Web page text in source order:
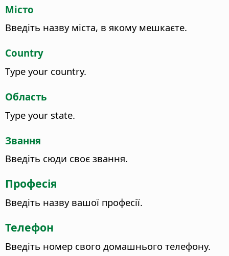
Місто
Введіть назву міста, в якому мешкаєте.
Country
Type your country.
Область
Type your state.
Звання
Введіть сюди своє звання.
Професія
Введіть назву вашої професії.
Телефон
Введіть номер свого домашнього телефону.